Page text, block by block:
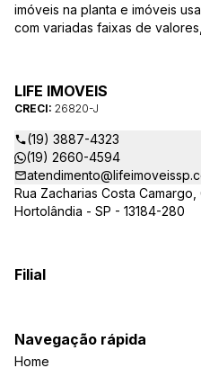
imóveis na planta e imóveis
com variadas faixas de
as suas dúvidas sobre casas,
comerciais e outros produtos
LIFE IMOVEIS
CRECI: 26820-J
(19) 3887-4323
(19) 2660-4594
Rua Zacharias Costa Camargo,
Hortolândia - SP - 13184-280
Filial
Navegação rápida
Home